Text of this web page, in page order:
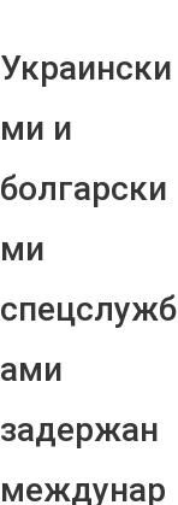
Украински
ми и
болгарски
ми
спецслужб
ами
задержан
междунар